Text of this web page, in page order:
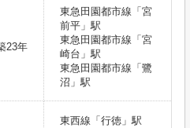
23年
東急田園都市線「宮
前平」駅
東急田園都市線「宮
崎台」駅
東急田園都市線「鷺
沼」駅
東西線「行徳」駅